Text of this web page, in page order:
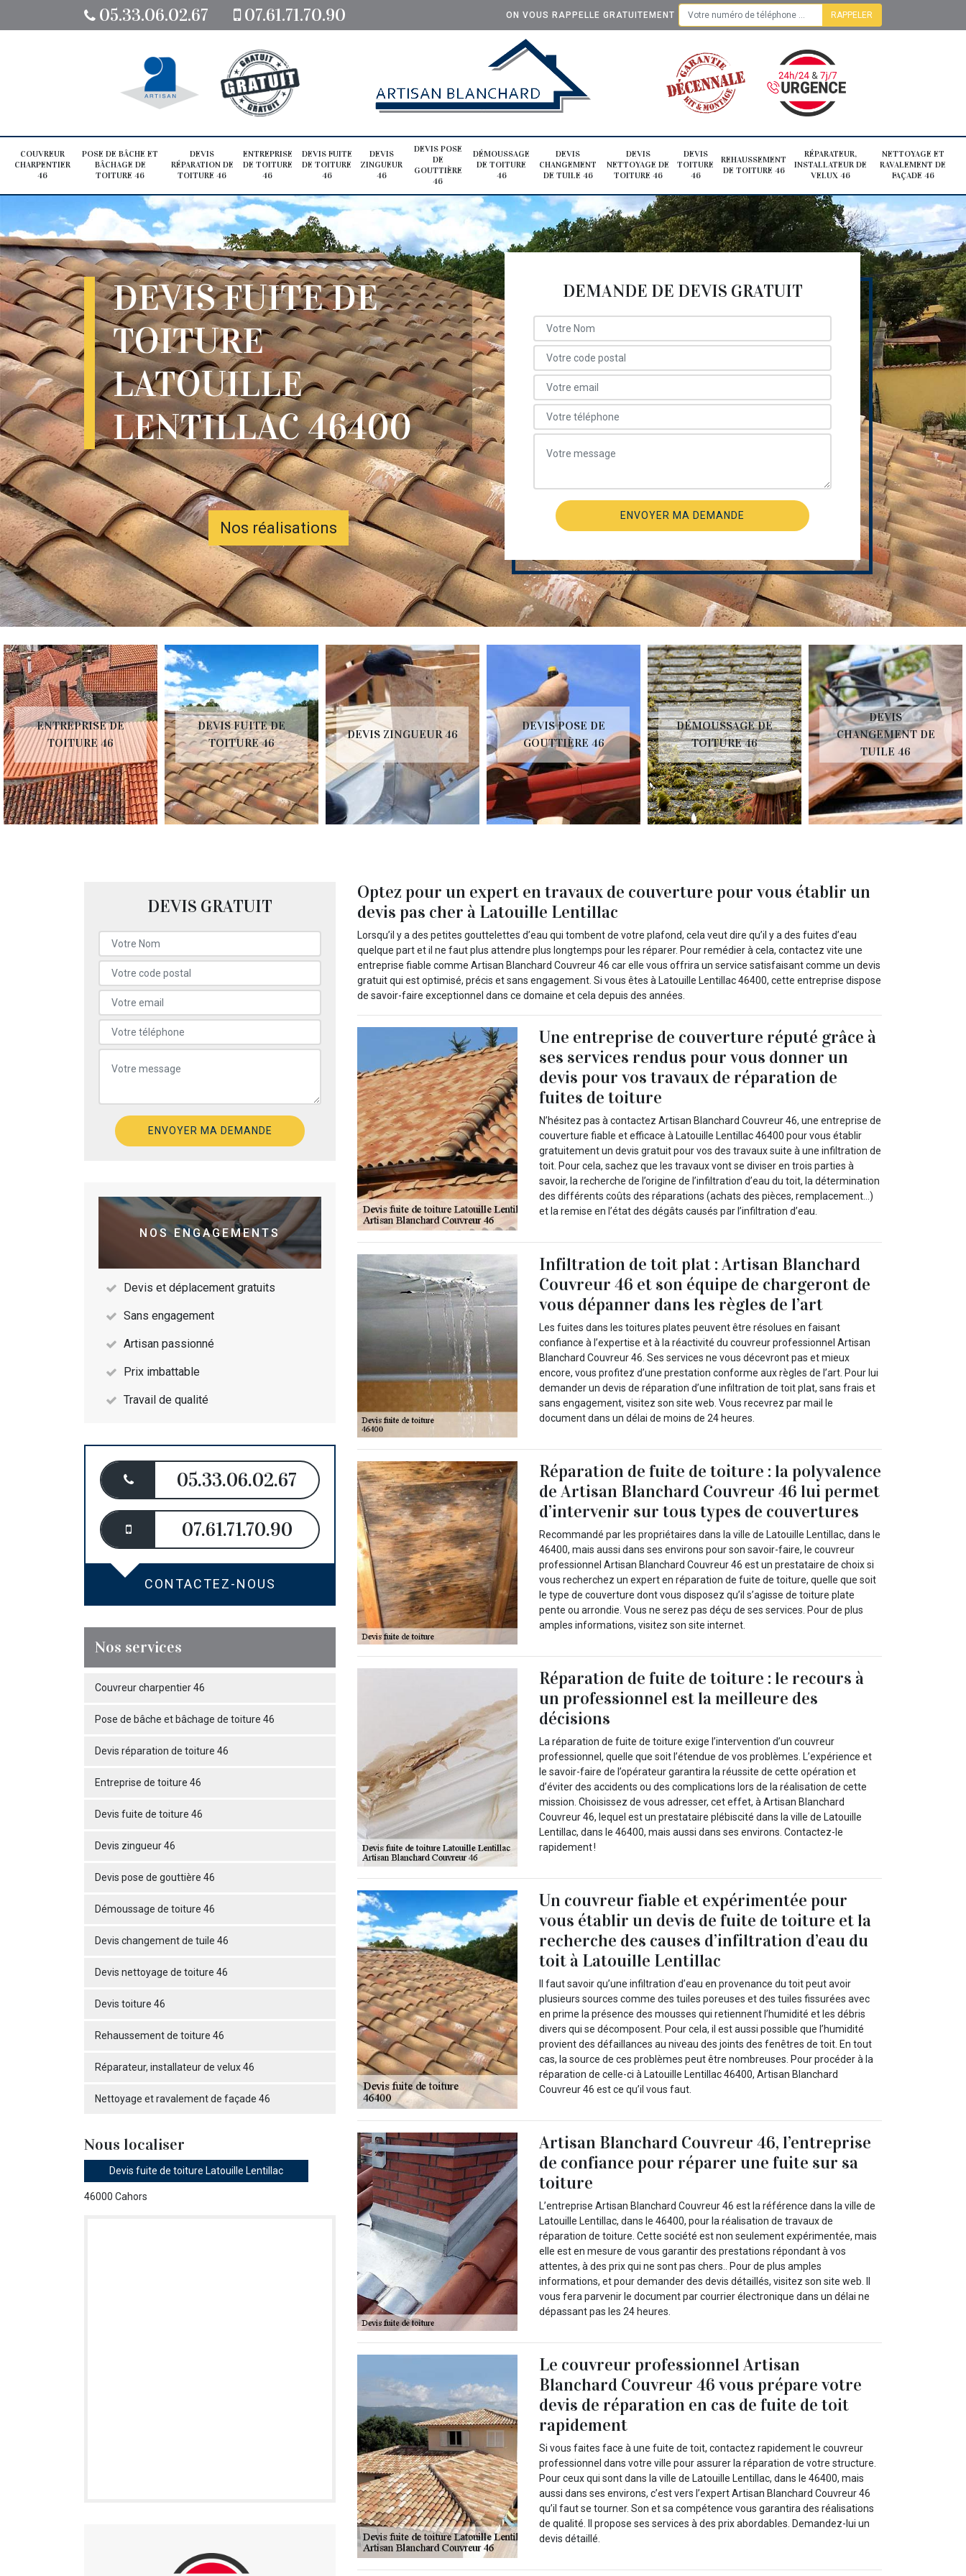
05.33.06.02.67 07.61.71.70.90 ON VOUS RAPPELLE GRATUITEMENT
COUVREUR
CHARPENTIER
46
POSE DE BÂCHE ET
BÂCHAGE DE
TOITURE 46
DEVIS
RÉPARATION DE
TOITURE 46
ENTREPRISE
DE TOITURE
46
DEVIS FUITE
DE TOITURE
46
DEVIS
ZINGUEUR
46
DEVIS POSE
DE
GOUTTIÈRE
46
DÉMOUSSAGE
DE TOITURE
46
DEVIS
CHANGEMENT
DE TUILE 46
DEVIS
NETTOYAGE DE
TOITURE 46
DEVIS
TOITURE
46
REHAUSSEMENT
DE TOITURE 46
RÉPARATEUR,
INSTALLATEUR DE
VELUX 46
NETTOYAGE ET
RAVALEMENT DE
FAÇADE 46
DEVIS FUITE DE
TOITURE
LATOUILLE
LENTILLAC 46400
Nos réalisations
DEMANDE DE DEVIS GRATUIT
ENTREPRISE DE
TOITURE 46
DEVIS FUITE DE
TOITURE 46
DEVIS ZINGUEUR 46
DEVIS POSE DE
GOUTTIÈRE 46
DÉMOUSSAGE DE
TOITURE 46
DEVIS
CHANGEMENT DE
TUILE 46
DEVIS GRATUIT
NOS ENGAGEMENTS
Devis et déplacement gratuits
Sans engagement
Artisan passionné
Prix imbattable
Travail de qualité
05.33.06.02.67
07.61.71.70.90
CONTACTEZ-NOUS
Nos services
Couvreur charpentier 46
Pose de bâche et bâchage de toiture 46
Devis réparation de toiture 46
Entreprise de toiture 46
Devis fuite de toiture 46
Devis zingueur 46
Devis pose de gouttière 46
Démoussage de toiture 46
Devis changement de tuile 46
Devis nettoyage de toiture 46
Devis toiture 46
Rehaussement de toiture 46
Réparateur, installateur de velux 46
Nettoyage et ravalement de façade 46
Nous localiser
Devis fuite de toiture Latouille Lentillac
46000 Cahors
Optez pour un expert en travaux de couverture pour vous établir un
devis pas cher à Latouille Lentillac
Lorsqu’il y a des petites gouttelettes d’eau qui tombent de votre plafond, cela veut dire qu’il y a des fuites d’eau
quelque part et il ne faut plus attendre plus longtemps pour les réparer. Pour remédier à cela, contactez vite une
entreprise fiable comme Artisan Blanchard Couvreur 46 car elle vous offrira un service satisfaisant comme un devis
gratuit qui est optimisé, précis et sans engagement. Si vous êtes à Latouille Lentillac 46400, cette entreprise dispose
de savoir-faire exceptionnel dans ce domaine et cela depuis des années.
Une entreprise de couverture réputé grâce à
ses services rendus pour vous donner un
devis pour vos travaux de réparation de
fuites de toiture
N’hésitez pas à contactez Artisan Blanchard Couvreur 46, une entreprise de
couverture fiable et efficace à Latouille Lentillac 46400 pour vous établir
gratuitement un devis gratuit pour vos des travaux suite à une infiltration de
toit. Pour cela, sachez que les travaux vont se diviser en trois parties à
savoir, la recherche de l’origine de l’infiltration d’eau du toit, la détermination
des différents coûts des réparations (achats des pièces, remplacement…)
et la remise en l’état des dégâts causés par l’infiltration d’eau.
Infiltration de toit plat : Artisan Blanchard
Couvreur 46 et son équipe de chargeront de
vous dépanner dans les règles de l’art
Les fuites dans les toitures plates peuvent être résolues en faisant
confiance à l’expertise et à la réactivité du couvreur professionnel Artisan
Blanchard Couvreur 46. Ses services ne vous décevront pas et mieux
encore, vous profitez d’une prestation conforme aux règles de l’art. Pour lui
demander un devis de réparation d’une infiltration de toit plat, sans frais et
sans engagement, visitez son site web. Vous recevrez par mail le
document dans un délai de moins de 24 heures.
Réparation de fuite de toiture : la polyvalence
de Artisan Blanchard Couvreur 46 lui permet
d’intervenir sur tous types de couvertures
Recommandé par les propriétaires dans la ville de Latouille Lentillac, dans le
46400, mais aussi dans ses environs pour son savoir-faire, le couvreur
professionnel Artisan Blanchard Couvreur 46 est un prestataire de choix si
vous recherchez un expert en réparation de fuite de toiture, quelle que soit
le type de couverture dont vous disposez qu’il s’agisse de toiture plate
pente ou arrondie. Vous ne serez pas déçu de ses services. Pour de plus
amples informations, visitez son site internet.
Réparation de fuite de toiture : le recours à
un professionnel est la meilleure des
décisions
La réparation de fuite de toiture exige l’intervention d’un couvreur
professionnel, quelle que soit l’étendue de vos problèmes. L’expérience et
le savoir-faire de l’opérateur garantira la réussite de cette opération et
d’éviter des accidents ou des complications lors de la réalisation de cette
mission. Choisissez de vous adresser, cet effet, à Artisan Blanchard
Couvreur 46, lequel est un prestataire plébiscité dans la ville de Latouille
Lentillac, dans le 46400, mais aussi dans ses environs. Contactez-le
rapidement !
Un couvreur fiable et expérimentée pour
vous établir un devis de fuite de toiture et la
recherche des causes d’infiltration d’eau du
toit à Latouille Lentillac
Il faut savoir qu’une infiltration d’eau en provenance du toit peut avoir
plusieurs sources comme des tuiles poreuses et des tuiles fissurées avec
en prime la présence des mousses qui retiennent l’humidité et les débris
divers qui se décomposent. Pour cela, il est aussi possible que l’humidité
provient des défaillances au niveau des joints des fenêtres de toit. En tout
cas, la source de ces problèmes peut être nombreuses. Pour procéder à la
réparation de celle-ci à Latouille Lentillac 46400, Artisan Blanchard
Couvreur 46 est ce qu’il vous faut.
Artisan Blanchard Couvreur 46, l’entreprise
de confiance pour réparer une fuite sur sa
toiture
L’entreprise Artisan Blanchard Couvreur 46 est la référence dans la ville de
Latouille Lentillac, dans le 46400, pour la réalisation de travaux de
réparation de toiture. Cette société est non seulement expérimentée, mais
elle est en mesure de vous garantir des prestations répondant à vos
attentes, à des prix qui ne sont pas chers.. Pour de plus amples
informations, et pour demander des devis détaillés, visitez son site web. Il
vous fera parvenir le document par courrier électronique dans un délai ne
dépassant pas les 24 heures.
Le couvreur professionnel Artisan
Blanchard Couvreur 46 vous prépare votre
devis de réparation en cas de fuite de toit
rapidement
Si vous faites face à une fuite de toit, contactez rapidement le couvreur
professionnel dans votre ville pour assurer la réparation de votre structure.
Pour ceux qui sont dans la ville de Latouille Lentillac, dans le 46400, mais
aussi dans ses environs, c’est vers l’expert Artisan Blanchard Couvreur 46
qu’il faut se tourner. Son et sa compétence vous garantira des réalisations
de qualité. Il propose ses services à des prix abordables. Demandez-lui un
devis détaillé.